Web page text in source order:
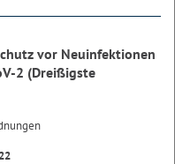
vor Neuinfektionen
2 (Dreißigste